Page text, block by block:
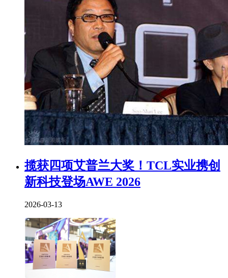
揽获四项艾普兰大奖！TCL实业携创
新科技登场AWE 2026
2026-03-13